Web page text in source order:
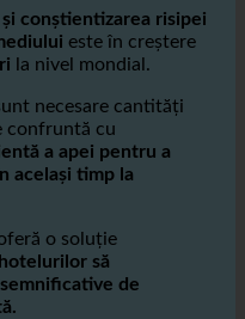
conștientizarea risipei
este în creștere
la nivel mondial.
necesare cantități
confruntă cu
a apei pentru a
același timp la
o soluție
să
de